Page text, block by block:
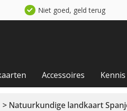
Niet goed, geld terug
Accessoires
> Natuurkundige landkaart